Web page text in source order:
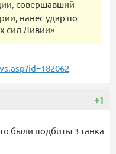
совершавший
нанес удар по
сил Ливии»
+1
были подбиты 3 танка